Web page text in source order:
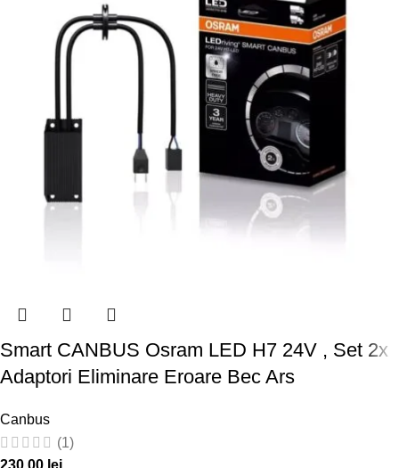
Smart CANBUS Osram LED H7 24V , Set 2x
Adaptori Eliminare Eroare Bec Ars
Canbus
(1)
230,00 lei